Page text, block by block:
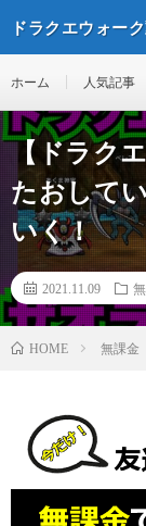
ドラクエウォー
ホーム 人気記事
【ドラク
たおして
いく！
2021.11.09
HOME 無課金